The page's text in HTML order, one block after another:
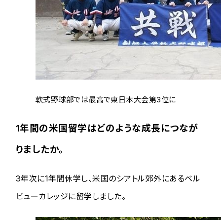
軟式野球部では最高で東日本大会第3位に
1年間の米国留学はどのような成長につなが
りましたか。
3年次に1年間休学し、米国のシアトル郊外にあるベル
ビューカレッジに留学しました。